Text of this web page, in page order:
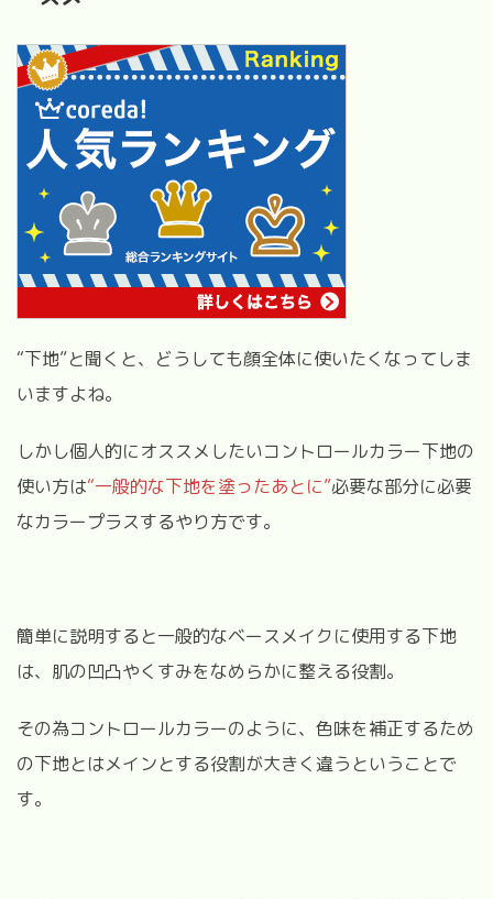
“下地”と聞くと、どうしても顔全体に使いたくなってしま
いますよね。
しかし個人的にオススメしたいコントロールカラー下地の
使い方は“一般的な下地を塗ったあとに”必要な部分に必要
なカラープラスするやり方です。
簡単に説明すると一般的なベースメイクに使用する下地
は、肌の凹凸やくすみをなめらかに整える役割。
その為コントロールカラーのように、色味を補正するため
の下地とはメインとする役割が大きく違うということで
す。